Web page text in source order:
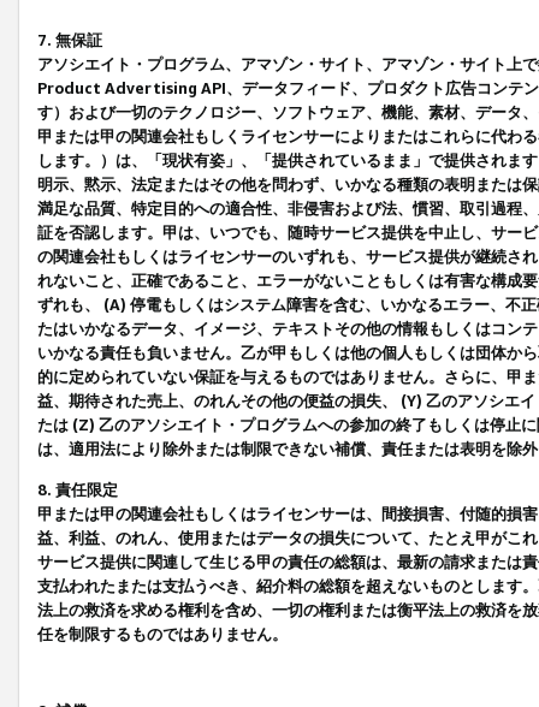
7. 無保証
アソシエイト・プログラム、アマゾン・サイト、アマゾン・サイト上
Product Advertising API、データフィード、プロダクト広告コンテ
す）および一切のテクノロジー、ソフトウェア、機能、素材、データ
甲または甲の関連会社もしくライセンサーによりまたはこれらに代わ
します。）は、「現状有姿」、「提供されているまま」で提供されま
明示、黙示、法定またはその他を問わず、いかなる種類の表明または
満足な品質、特定目的への適合性、非侵害および法、慣習、取引過程
証を否認します。甲は、いつでも、随時サービス提供を中止し、サー
の関連会社もしくはライセンサーのいずれも、サービス提供が継続さ
れないこと、正確であること、エラーがないこともしくは有害な構成
ずれも、 (A) 停電もしくはシステム障害を含む、いかなるエラー、不
たはいかなるデータ、イメージ、テキストその他の情報もしくはコン
いかなる責任も負いません。乙が甲もしくは他の個人もしくは団体か
的に定められていない保証を与えるものではありません。さらに、甲
益、期待された売上、のれんその他の便益の損失、 (Y) 乙のアソシエ
たは (Z) 乙のアソシエイト・プログラムへの参加の終了もしくは停止
は、適用法により除外または制限できない補償、責任または表明を除
8. 責任限定
甲または甲の関連会社もしくはライセンサーは、間接損害、付随的損
益、利益、のれん、使用またはデータの損失について、たとえ甲がこ
サービス提供に関連して生じる甲の責任の総額は、最新の請求または
支払われたまたは支払うべき、紹介料の総額を超えないものとします
法上の救済を求める権利を含め、一切の権利または衡平法上の救済を
任を制限するものではありません。